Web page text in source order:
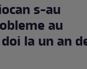
s-au
au
la un an